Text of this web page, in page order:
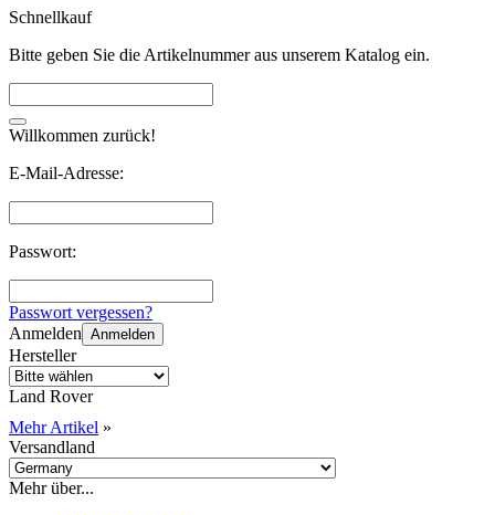
Schnellkauf
Bitte geben Sie die Artikelnummer aus unserem Katalog ein.
Willkommen zurück!
E-Mail-Adresse:
Passwort:
Passwort vergessen?
Anmelden Anmelden
Hersteller
Land Rover
Mehr Artikel »
Versandland
Mehr über...